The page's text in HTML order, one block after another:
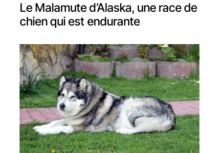
Le Malamute d’Alaska, une race de
chien qui est endurante